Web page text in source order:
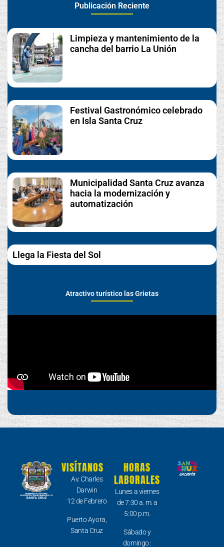
Publicación Reciente
Limpieza y mantenimiento de la
cancha del barrio La Unión
Festival Gastronómico celebrado
en Isla Santa Cruz
Municipalidad Santa Cruz avanza
hacia la modernización y
automatización
Llega la Fiesta del Sol
Atractivo turístico las Grietas
VISÍTANOS
Av. Charles
Darwin
12 de Febrero
Puerto Ayora,
Santa Cruz
HORAS
LABORALES
Lunes a viernes
de 7:30 a. m. a
5:00 p.m.
Sábado y
domingo :